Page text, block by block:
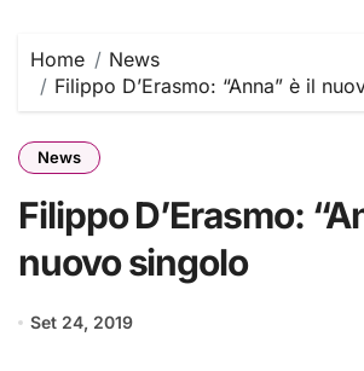
Home
News
Filippo D’Erasmo: “Anna” è il
News
Filippo D’Erasmo:
nuovo singolo
Set 24, 2019